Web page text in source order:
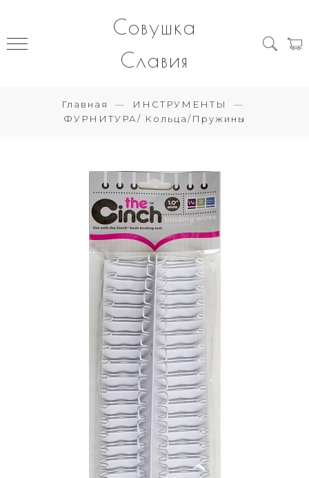
Совушка
Славия
Главная
ИНСТРУМЕНТЫ
ФУРНИТУРА/ Кольца/Пружины